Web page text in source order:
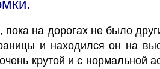
пока на дорогах не было
и находился он на
крутой и с нормальной